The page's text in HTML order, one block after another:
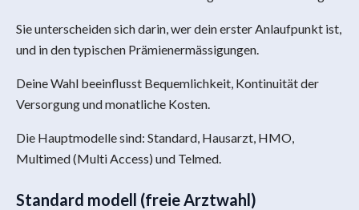
Sie unterscheiden sich darin, wer dein erster Anlaufpunkt ist,
und in den typischen Prämienermässigungen.
Deine Wahl beeinflusst Bequemlichkeit, Kontinuität der
Versorgung und monatliche Kosten.
Die Hauptmodelle sind: Standard, Hausarzt, HMO,
Multimed (Multi Access) und Telmed.
Standard modell (freie Arztwahl)